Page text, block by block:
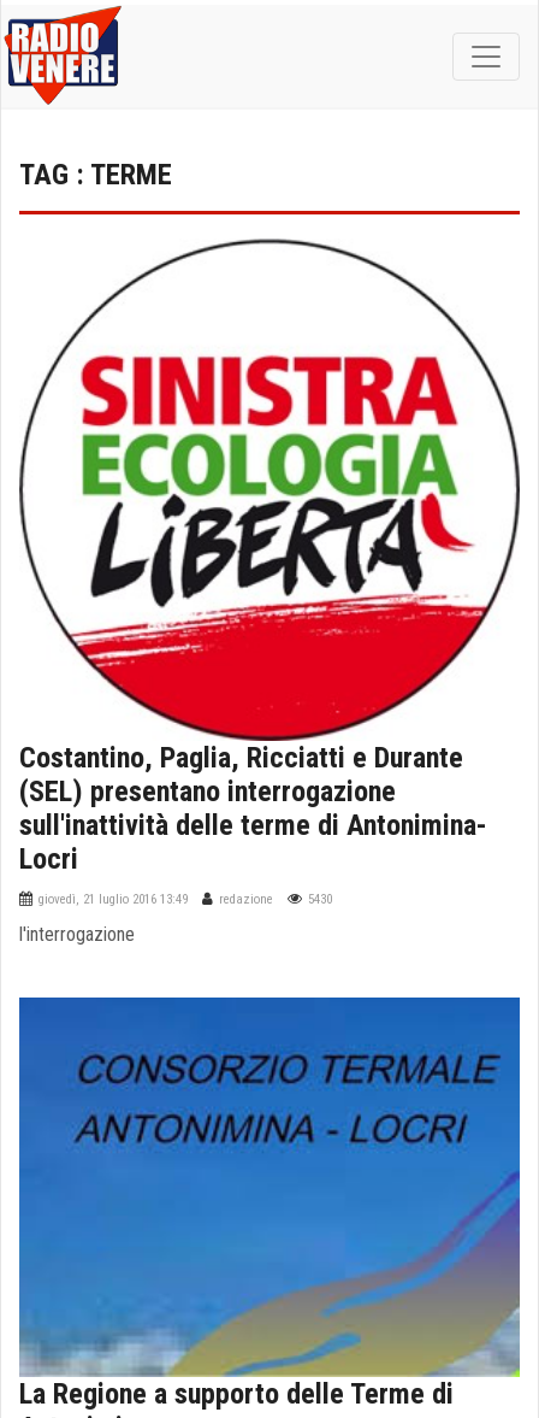
TAG : TERME
Costantino, Paglia, Ricciatti e Durante
(SEL) presentano interrogazione
sull'inattività delle terme di Antonimina-
Locri
giovedì, 21 luglio 2016 13:49 redazione 5430
l'interrogazione
La Regione a supporto delle Terme di